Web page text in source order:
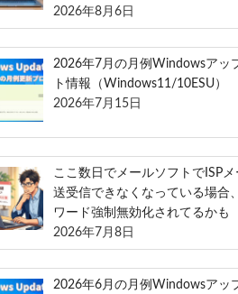
2026年8月6日
2026年7月の月例Windowsアッ
ト情報（Windows11/10ESU）
2026年7月15日
ここ数日でメールソフトでISP
送受信できなくなっている場合
ワード強制無効化されてるかも
2026年7月8日
2026年6月の月例Windowsアッ